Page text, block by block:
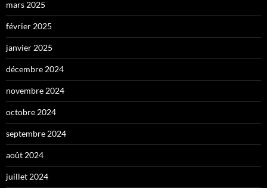
mars 2025
février 2025
janvier 2025
décembre 2024
novembre 2024
octobre 2024
septembre 2024
août 2024
juillet 2024